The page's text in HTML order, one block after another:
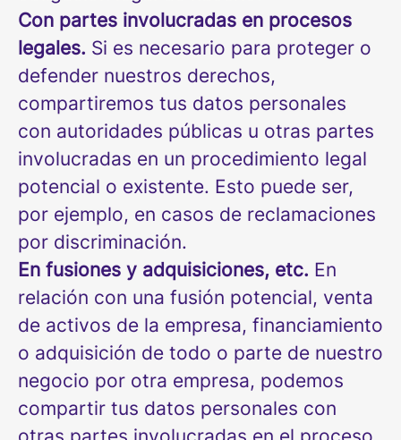
Con partes involucradas en procesos
legales. Si es necesario para proteger o
defender nuestros derechos,
compartiremos tus datos personales
con autoridades públicas u otras partes
involucradas en un procedimiento legal
potencial o existente. Esto puede ser,
por ejemplo, en casos de reclamaciones
por discriminación.
En fusiones y adquisiciones, etc. En
relación con una fusión potencial, venta
de activos de la empresa, financiamiento
o adquisición de todo o parte de nuestro
negocio por otra empresa, podemos
compartir tus datos personales con